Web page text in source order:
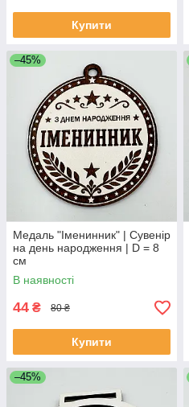
Купити
–45%
Медаль "Іменинник" | Сувенір
на день народження | D = 8
см
В наявності
44 ₴ 80 ₴
Купити
–45%